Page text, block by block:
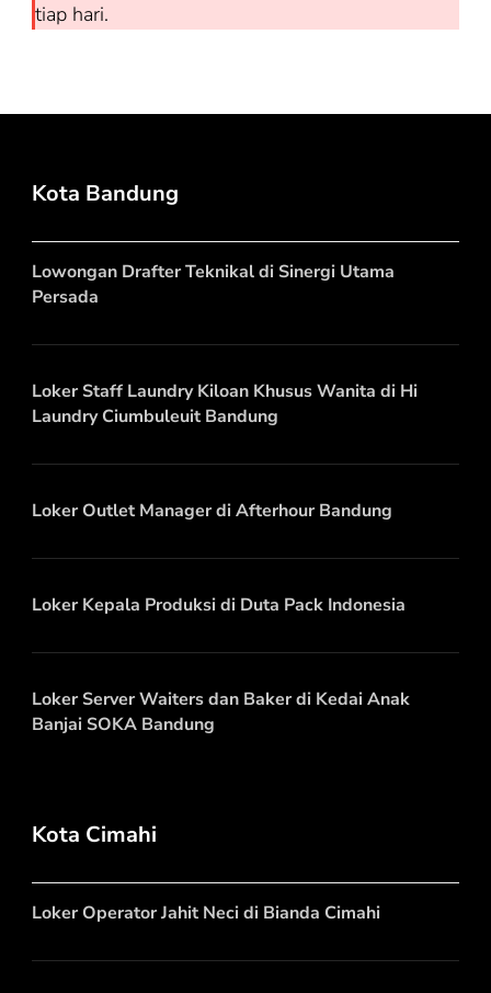
tiap hari.
Kota Bandung
Lowongan Drafter Teknikal di Sinergi Utama
Persada
Loker Staff Laundry Kiloan Khusus Wanita di Hi
Laundry Ciumbuleuit Bandung
Loker Outlet Manager di Afterhour Bandung
Loker Kepala Produksi di Duta Pack Indonesia
Loker Server Waiters dan Baker di Kedai Anak
Banjai SOKA Bandung
Kota Cimahi
Loker Operator Jahit Neci di Bianda Cimahi